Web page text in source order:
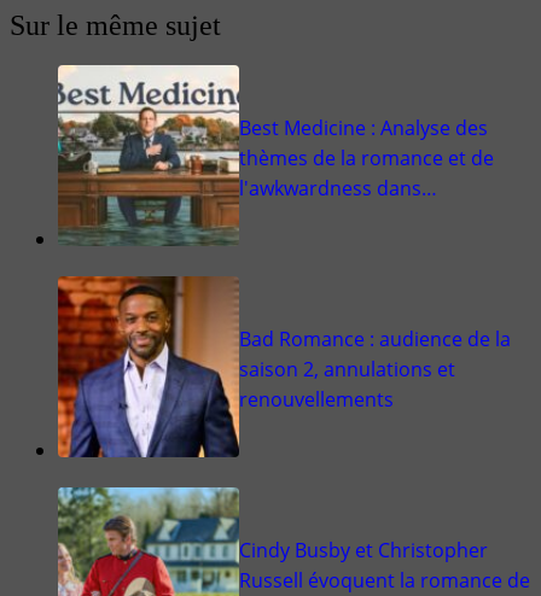
Sur le même sujet
Best Medicine : Analyse des
thèmes de la romance et de
l'awkwardness dans…
Bad Romance : audience de la
saison 2, annulations et
renouvellements
Cindy Busby et Christopher
Russell évoquent la romance de